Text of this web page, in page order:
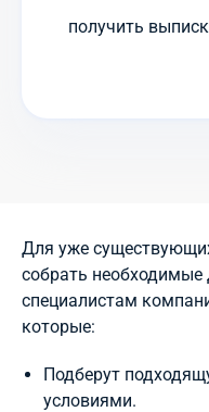
получить
Для уже
собрать
специалистам
которые:
Подберут
условиями.